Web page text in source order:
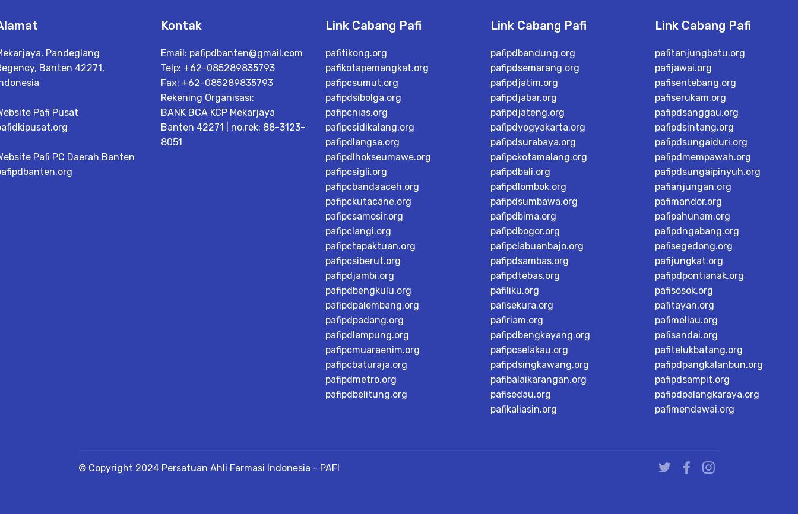
Pandeglang
Banten 42271,
Pafi Pusat
Pafi PC Daerah Banten
Kontak
Email: pafipdbanten@gmail.com
Telp: +62-085289835793
Fax: +62-085289835793
Rekening Organisasi:
BANK BCA KCP Mekarjaya
Banten 42271 | no.rek: 88-3123-
8051
Link Cabang Pafi
pafitikong.org
pafikotapemangkat.org
pafipcsumut.org
pafipdsibolga.org
pafipcnias.org
pafipcsidikalang.org
pafipdlangsa.org
pafipdlhokseumawe.org
pafipcsigli.org
pafipcbandaaceh.org
pafipckutacane.org
pafipcsamosir.org
pafipclangi.org
pafipctapaktuan.org
pafipcsiberut.org
pafipdjambi.org
pafipdbengkulu.org
pafipdpalembang.org
pafipdpadang.org
pafipdlampung.org
pafipcmuaraenim.org
pafipcbaturaja.org
pafipdmetro.org
pafipdbelitung.org
Link Cabang Pafi
pafipdbandung.org
pafipdsemarang.org
pafipdjatim.org
pafipdjabar.org
pafipdjateng.org
pafipdyogyakarta.org
pafipdsurabaya.org
pafipckotamalang.org
pafipdbali.org
pafipdlombok.org
pafipdsumbawa.org
pafipdbima.org
pafipdbogor.org
pafipclabuanbajo.org
pafipdsambas.org
pafipdtebas.org
pafiliku.org
pafisekura.org
pafiriam.org
pafipdbengkayang.org
pafipcselakau.org
pafipdsingkawang.org
pafibalaikarangan.org
pafisedau.org
pafikaliasin.org
Link Cabang Pafi
pafitanjungbatu.org
pafijawai.org
pafisentebang.org
pafiserukam.org
pafipdsanggau.org
pafipdsintang.org
pafipdsungaiduri.org
pafipdmempawah.org
pafipdsungaipinyuh.org
pafianjungan.org
pafimandor.org
pafipahunam.org
pafipdngabang.org
pafisegedong.org
pafijungkat.org
pafipdpontianak.org
pafisosok.org
pafitayan.org
pafimeliau.org
pafisandai.org
pafitelukbatang.org
pafipdpangkalanbun.org
pafipdsampit.org
pafipdpalangkaraya.org
pafimendawai.org
© Copyright 2024 Persatuan Ahli Farmasi Indonesia - PAFI